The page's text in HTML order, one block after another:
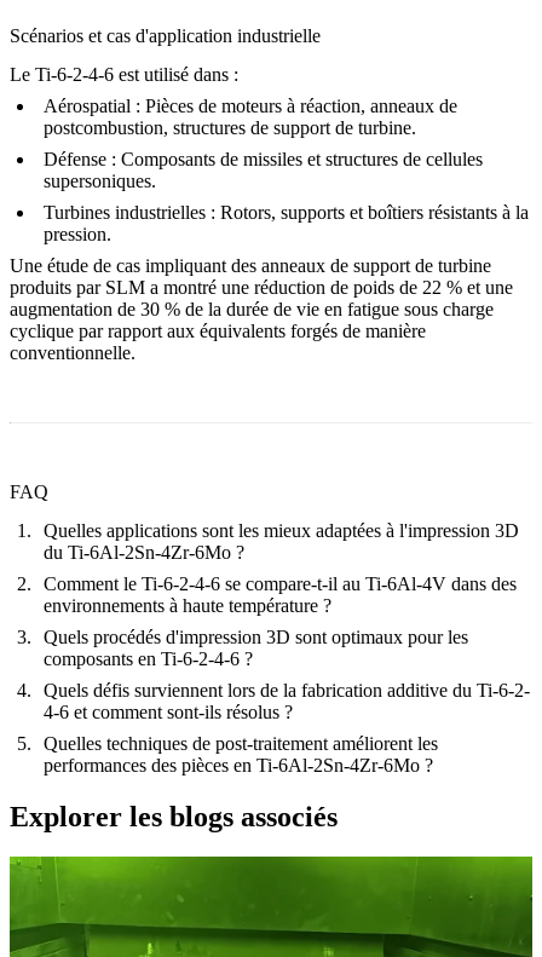
Scénarios et cas d'application industrielle
Le Ti-6-2-4-6 est utilisé dans :
Aérospatial : Pièces de moteurs à réaction, anneaux de
postcombustion, structures de support de turbine.
Défense : Composants de missiles et structures de cellules
supersoniques.
Turbines industrielles : Rotors, supports et boîtiers résistants à la
pression.
Une étude de cas impliquant des anneaux de support de turbine
produits par SLM a montré une réduction de poids de 22 % et une
augmentation de 30 % de la durée de vie en fatigue sous charge
cyclique par rapport aux équivalents forgés de manière
conventionnelle.
FAQ
Quelles applications sont les mieux adaptées à l'impression 3D
du Ti-6Al-2Sn-4Zr-6Mo ?
Comment le Ti-6-2-4-6 se compare-t-il au Ti-6Al-4V dans des
environnements à haute température ?
Quels procédés d'impression 3D sont optimaux pour les
composants en Ti-6-2-4-6 ?
Quels défis surviennent lors de la fabrication additive du Ti-6-2-
4-6 et comment sont-ils résolus ?
Quelles techniques de post-traitement améliorent les
performances des pièces en Ti-6Al-2Sn-4Zr-6Mo ?
Explorer les blogs associés